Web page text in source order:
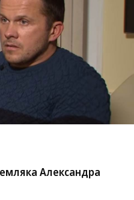
Александра